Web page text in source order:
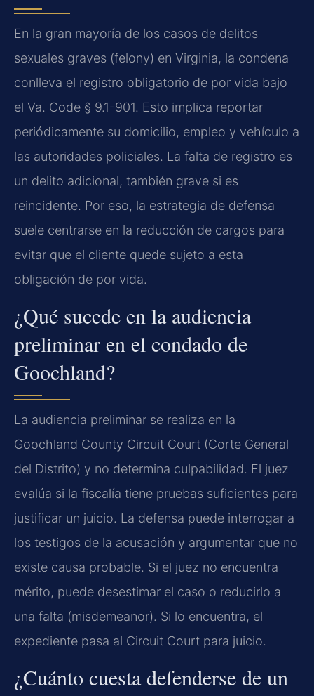
En la gran mayoría de los casos de delitos
sexuales graves (felony) en Virginia, la condena
conlleva el registro obligatorio de por vida bajo
el Va. Code § 9.1-901. Esto implica reportar
periódicamente su domicilio, empleo y vehículo a
las autoridades policiales. La falta de registro es
un delito adicional, también grave si es
reincidente. Por eso, la estrategia de defensa
suele centrarse en la reducción de cargos para
evitar que el cliente quede sujeto a esta
obligación de por vida.
¿Qué sucede en la audiencia
preliminar en el condado de
Goochland?
La audiencia preliminar se realiza en la
Goochland County Circuit Court (Corte General
del Distrito) y no determina culpabilidad. El juez
evalúa si la fiscalía tiene pruebas suficientes para
justificar un juicio. La defensa puede interrogar a
los testigos de la acusación y argumentar que no
existe causa probable. Si el juez no encuentra
mérito, puede desestimar el caso o reducirlo a
una falta (misdemeanor). Si lo encuentra, el
expediente pasa al Circuit Court para juicio.
¿Cuánto cuesta defenderse de un